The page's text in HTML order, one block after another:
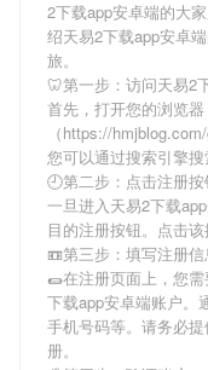
2下载app安卓端的大
绍天易2下载app安卓端
旅。
🦷第一步：访问天易2
首先，打开您的浏览器
（https://
您可以通过搜索引擎搜
🕘第二步：点击注册按
一旦进入天易2下载
目的注册按钮。点击
📼第三步：填写注册信
🌯在注册页面上，您
下载app安卓端账户。
手机号码等。请务必
册。